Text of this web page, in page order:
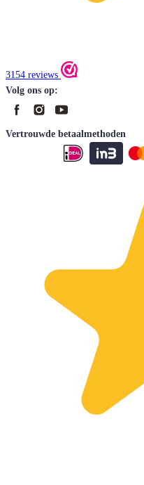
3154 reviews
Volg ons op:
Vertrouwde betaalmethoden